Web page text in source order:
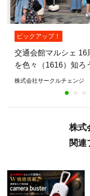
ピックアップ！
交通会館マルシェ 16
を色々（1616）知ろ
株式会社サークルチェンジ
株式
関連